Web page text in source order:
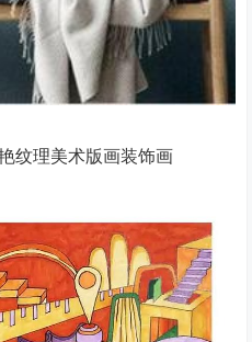
纹理美术版画装饰画